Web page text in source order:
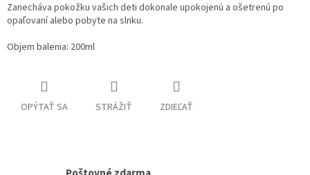
Zanecháva pokožku vašich deti dokonale upokojenú a ošetrenú po
opaľovaní alebo pobyte na slnku.
Objem balenia: 200ml
OPÝTAŤ SA STRÁŽIŤ ZDIEĽAŤ